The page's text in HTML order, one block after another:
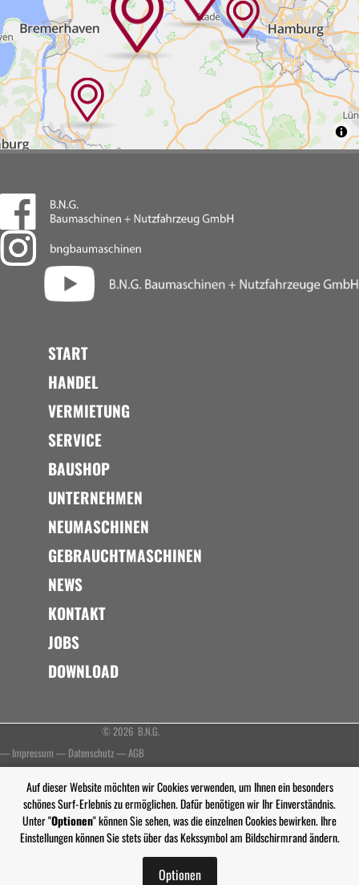
START
HANDEL
VERMIETUNG
SERVICE
BAUSHOP
UNTERNEHMEN
NEUMASCHINEN
GEBRAUCHTMASCHINEN
NEWS
KONTAKT
JOBS
DOWNLOAD
© 2026 B.N.G.
— Impressum — Datenschutz—AGB
Auf dieser Website möchten wir Cookies verwenden, um Ihnen ein besonders
schönes Surf-Erlebnis zu ermöglichen. Dafür benötigen wir Ihr Einverständnis.
Unter "Optionen" können Sie sehen, was die einzelnen Cookies bewirken. Ihre
Einstellungen können Sie stets über das Kekssymbol am Bildschirmrand ändern.
Optionen